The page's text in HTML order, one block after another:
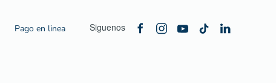
Pago en linea Siguenos